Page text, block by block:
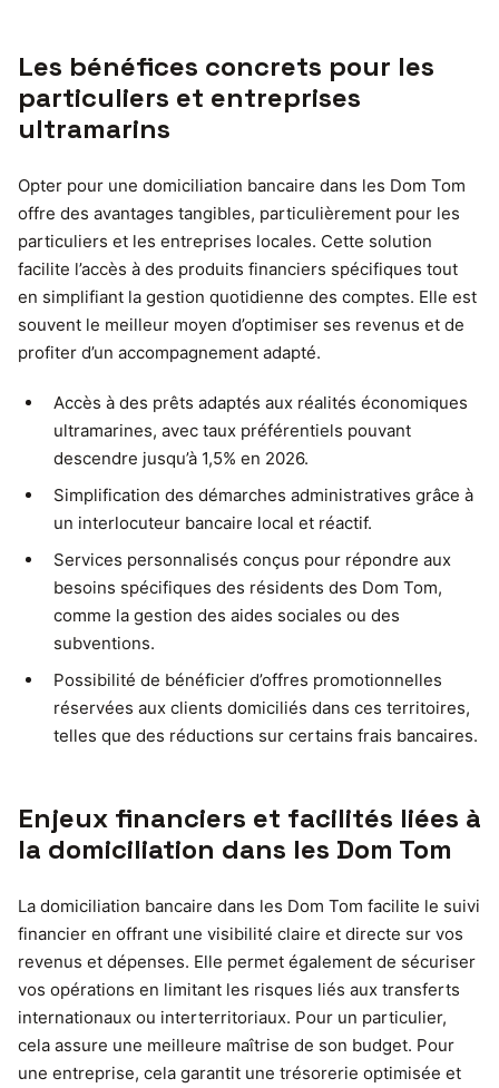
Les bénéfices concrets pour les
particuliers et entreprises
ultramarins
Opter pour une domiciliation bancaire dans les Dom Tom
offre des avantages tangibles, particulièrement pour les
particuliers et les entreprises locales. Cette solution
facilite l’accès à des produits financiers spécifiques tout
en simplifiant la gestion quotidienne des comptes. Elle est
souvent le meilleur moyen d’optimiser ses revenus et de
profiter d’un accompagnement adapté.
Accès à des prêts adaptés aux réalités économiques
ultramarines, avec taux préférentiels pouvant
descendre jusqu’à 1,5% en 2026.
Simplification des démarches administratives grâce à
un interlocuteur bancaire local et réactif.
Services personnalisés conçus pour répondre aux
besoins spécifiques des résidents des Dom Tom,
comme la gestion des aides sociales ou des
subventions.
Possibilité de bénéficier d’offres promotionnelles
réservées aux clients domiciliés dans ces territoires,
telles que des réductions sur certains frais bancaires.
Enjeux financiers et facilités liées à
la domiciliation dans les Dom Tom
La domiciliation bancaire dans les Dom Tom facilite le suivi
financier en offrant une visibilité claire et directe sur vos
revenus et dépenses. Elle permet également de sécuriser
vos opérations en limitant les risques liés aux transferts
internationaux ou interterritoriaux. Pour un particulier,
cela assure une meilleure maîtrise de son budget. Pour
une entreprise, cela garantit une trésorerie optimisée et